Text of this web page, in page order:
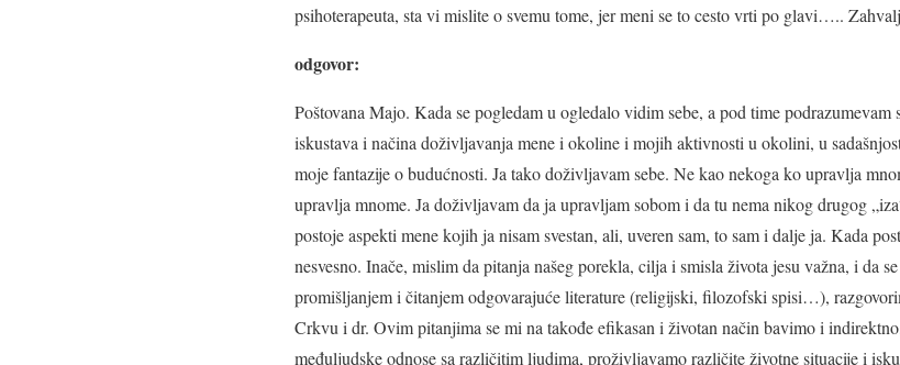
psihoterapeuta, sta vi mislite o svemu tome, jer meni se to cesto vrti po glavi…..
odgovor:
Poštovana Majo. Kada se pogledam u ogledalo vidim sebe, a pod time
iskustava i načina doživljavanja mene i okoline i mojih aktivnosti u okolini, u
moje fantazije o budućnosti. Ja tako doživljavam sebe. Ne kao nekoga ko upravlja
upravlja mnome. Ja doživljavam da ja upravljam sobom i da tu nema nikog drugog
postoje aspekti mene kojih ja nisam svestan, ali, uveren sam, to sam i dalje ja. Kada
nesvesno. Inače, mislim da pitanja našeg porekla, cilja i smisla života jesu važna, i da
promišljanjem i čitanjem odgovarajuće literature (religijski, filozofski spisi…),
Crkvu i dr. Ovim pitanjima se mi na takođe efikasan i životan način bavimo i
međuljudske odnose sa različitim ljudima, proživljavamo različite životne situacije i